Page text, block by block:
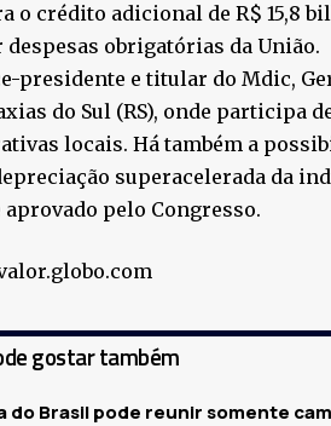
o crédito adicional de R$ 15,8
despesas obrigatórias da União.
presidente e titular do Mdic,
do Sul (RS), onde participa
locais. Há também a
superacelerada da
aprovado pelo Congresso.
gostar também
do Brasil pode reunir somente